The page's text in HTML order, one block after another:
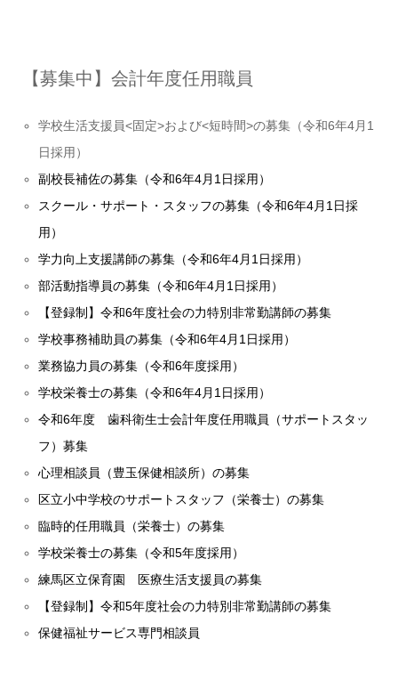
【募集中】会計年度任用職員
学校生活支援員<固定>および<短時間>の募集（令和6年4月1
日採用）
副校長補佐の募集（令和6年4月1日採用）
スクール・サポート・スタッフの募集（令和6年4月1日採
用）
学力向上支援講師の募集（令和6年4月1日採用）
部活動指導員の募集（令和6年4月1日採用）
【登録制】令和6年度社会の力特別非常勤講師の募集
学校事務補助員の募集（令和6年4月1日採用）
業務協力員の募集（令和6年度採用）
学校栄養士の募集（令和6年4月1日採用）
令和6年度 歯科衛生士会計年度任用職員（サポートスタッ
フ）募集
心理相談員（豊玉保健相談所）の募集
区立小中学校のサポートスタッフ（栄養士）の募集
臨時的任用職員（栄養士）の募集
学校栄養士の募集（令和5年度採用）
練馬区立保育園 医療生活支援員の募集
【登録制】令和5年度社会の力特別非常勤講師の募集
保健福祉サービス専門相談員